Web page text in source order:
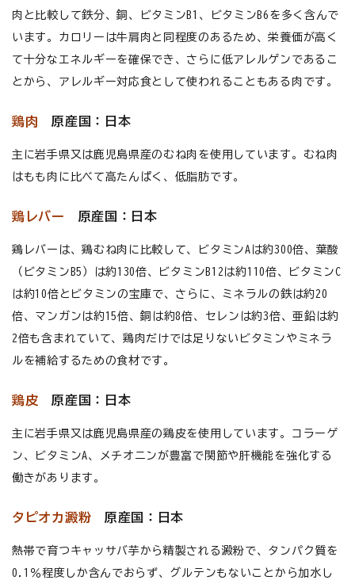
0120-40-1387
肉と比較して鉄分、銅、ビタミンB1、ビタミンB6を多く含んで
います。カロリーは牛肩肉と同程度のあるため、栄養価が高く
て十分なエネルギーを確保でき、さらに低アレルゲンであるこ
とから、アレルギー対応食として使われることもある肉です。
鶏肉 原産国：日本
主に岩手県又は鹿児島県産のむね肉を使用しています。むね肉
はもも肉に比べて高たんぱく、低脂肪です。
鶏レバー 原産国：日本
鶏レバーは、鶏むね肉に比較して、ビタミンAは約300倍、葉酸
（ビタミンB5）は約130倍、ビタミンB12は約110倍、ビタミンC
は約10倍とビタミンの宝庫で、さらに、ミネラルの鉄は約20
倍、マンガンは約15倍、銅は約8倍、セレンは約3倍、亜鉛は約
2倍も含まれていて、鶏肉だけでは足りないビタミンやミネラ
ルを補給するための食材です。
鶏皮 原産国：日本
主に岩手県又は鹿児島県産の鶏皮を使用しています。コラーゲ
ン、ビタミンA、メチオニンが豊富で関節や肝機能を強化する
働きがあります。
タピオカ澱粉 原産国：日本
熱帯で育つキャッサバ芋から精製される澱粉で、タンパク質を
0.1％程度しか含んでおらず、グルテンもないことから加水し